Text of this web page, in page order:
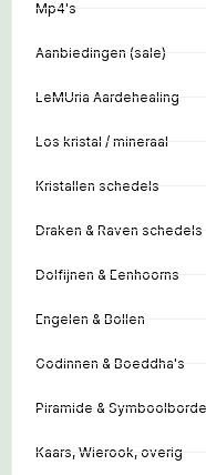
Mp4's
Aanbiedingen (sale)
LeMUria Aardehealing
Los kristal / mineraal
Kristallen schedels
Draken & Raven schedels
Dolfijnen & Eenhoorns
Engelen & Bollen
Godinnen & Boeddha's
Piramide &
Kaars, Wierook, overig